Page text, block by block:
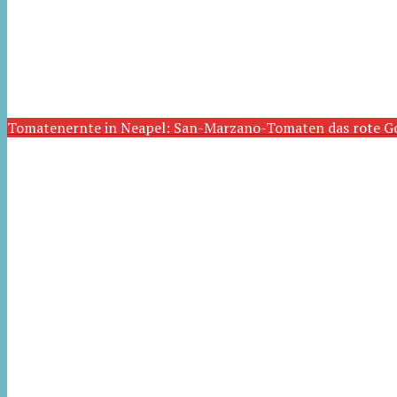
Tomatenernte in Neapel: San-Marzano-Tomaten das rote